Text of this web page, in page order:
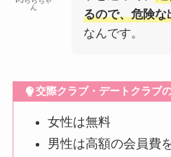
ん
るので、危険な
なんです。
交際クラブ・デートクラブ
女性は無料
男性は高額の会員費